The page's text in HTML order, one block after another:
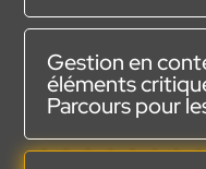
Gestion en
éléments
Parcours pour